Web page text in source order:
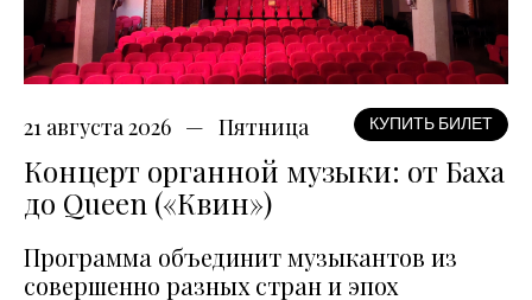
21 августа 2026 Пятница КУПИТЬ БИЛЕТ
Концерт органной музыки: от Баха
до Queen («Квин»)
Программа объединит музыкантов из
совершенно разных стран и эпох